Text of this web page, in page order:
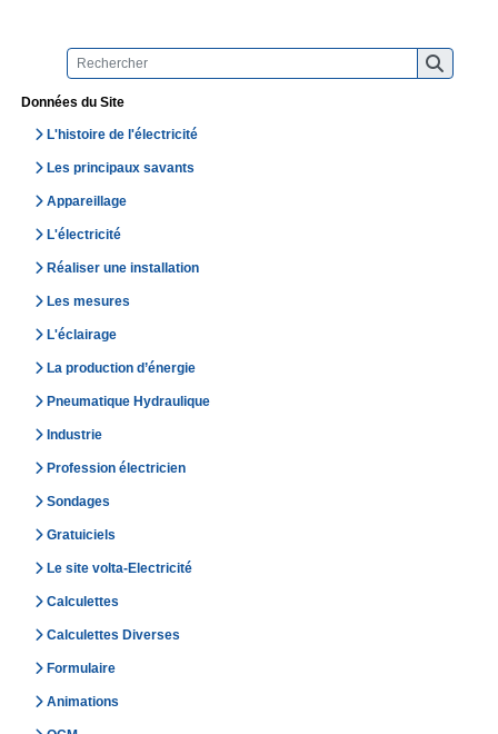
Données du Site
L'histoire de l'électricité
Les principaux savants
Appareillage
L'électricité
Réaliser une installation
Les mesures
L'éclairage
La production d’énergie
Pneumatique Hydraulique
Industrie
Profession électricien
Sondages
Gratuiciels
Le site volta-Electricité
Calculettes
Calculettes Diverses
Formulaire
Animations